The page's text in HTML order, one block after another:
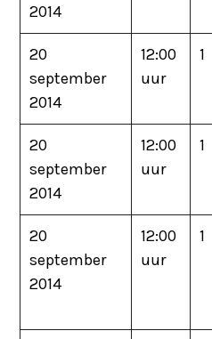
2014
20
september
2014
12:00
uur
1
20
september
2014
12:00
uur
1
20
september
2014
12:00
uur
1